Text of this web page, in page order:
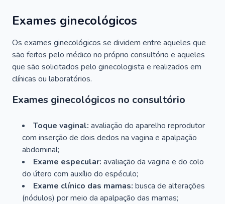
Exames ginecológicos
Os exames ginecológicos se dividem entre aqueles que
são feitos pelo médico no próprio consultório e aqueles
que são solicitados pelo ginecologista e realizados em
clínicas ou laboratórios.
Exames ginecológicos no consultório
Toque vaginal: avaliação do aparelho reprodutor
com inserção de dois dedos na vagina e apalpação
abdominal;
Exame especular: avaliação da vagina e do colo
do útero com auxílio do espéculo;
Exame clínico das mamas: busca de alterações
(nódulos) por meio da apalpação das mamas;